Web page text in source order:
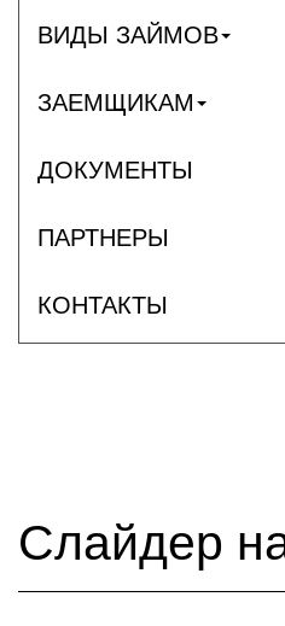
ВИДЫ ЗАЙМОВ
ЗАЕМЩИКАМ
ДОКУМЕНТЫ
ПАРТНЕРЫ
КОНТАКТЫ
Слайдер